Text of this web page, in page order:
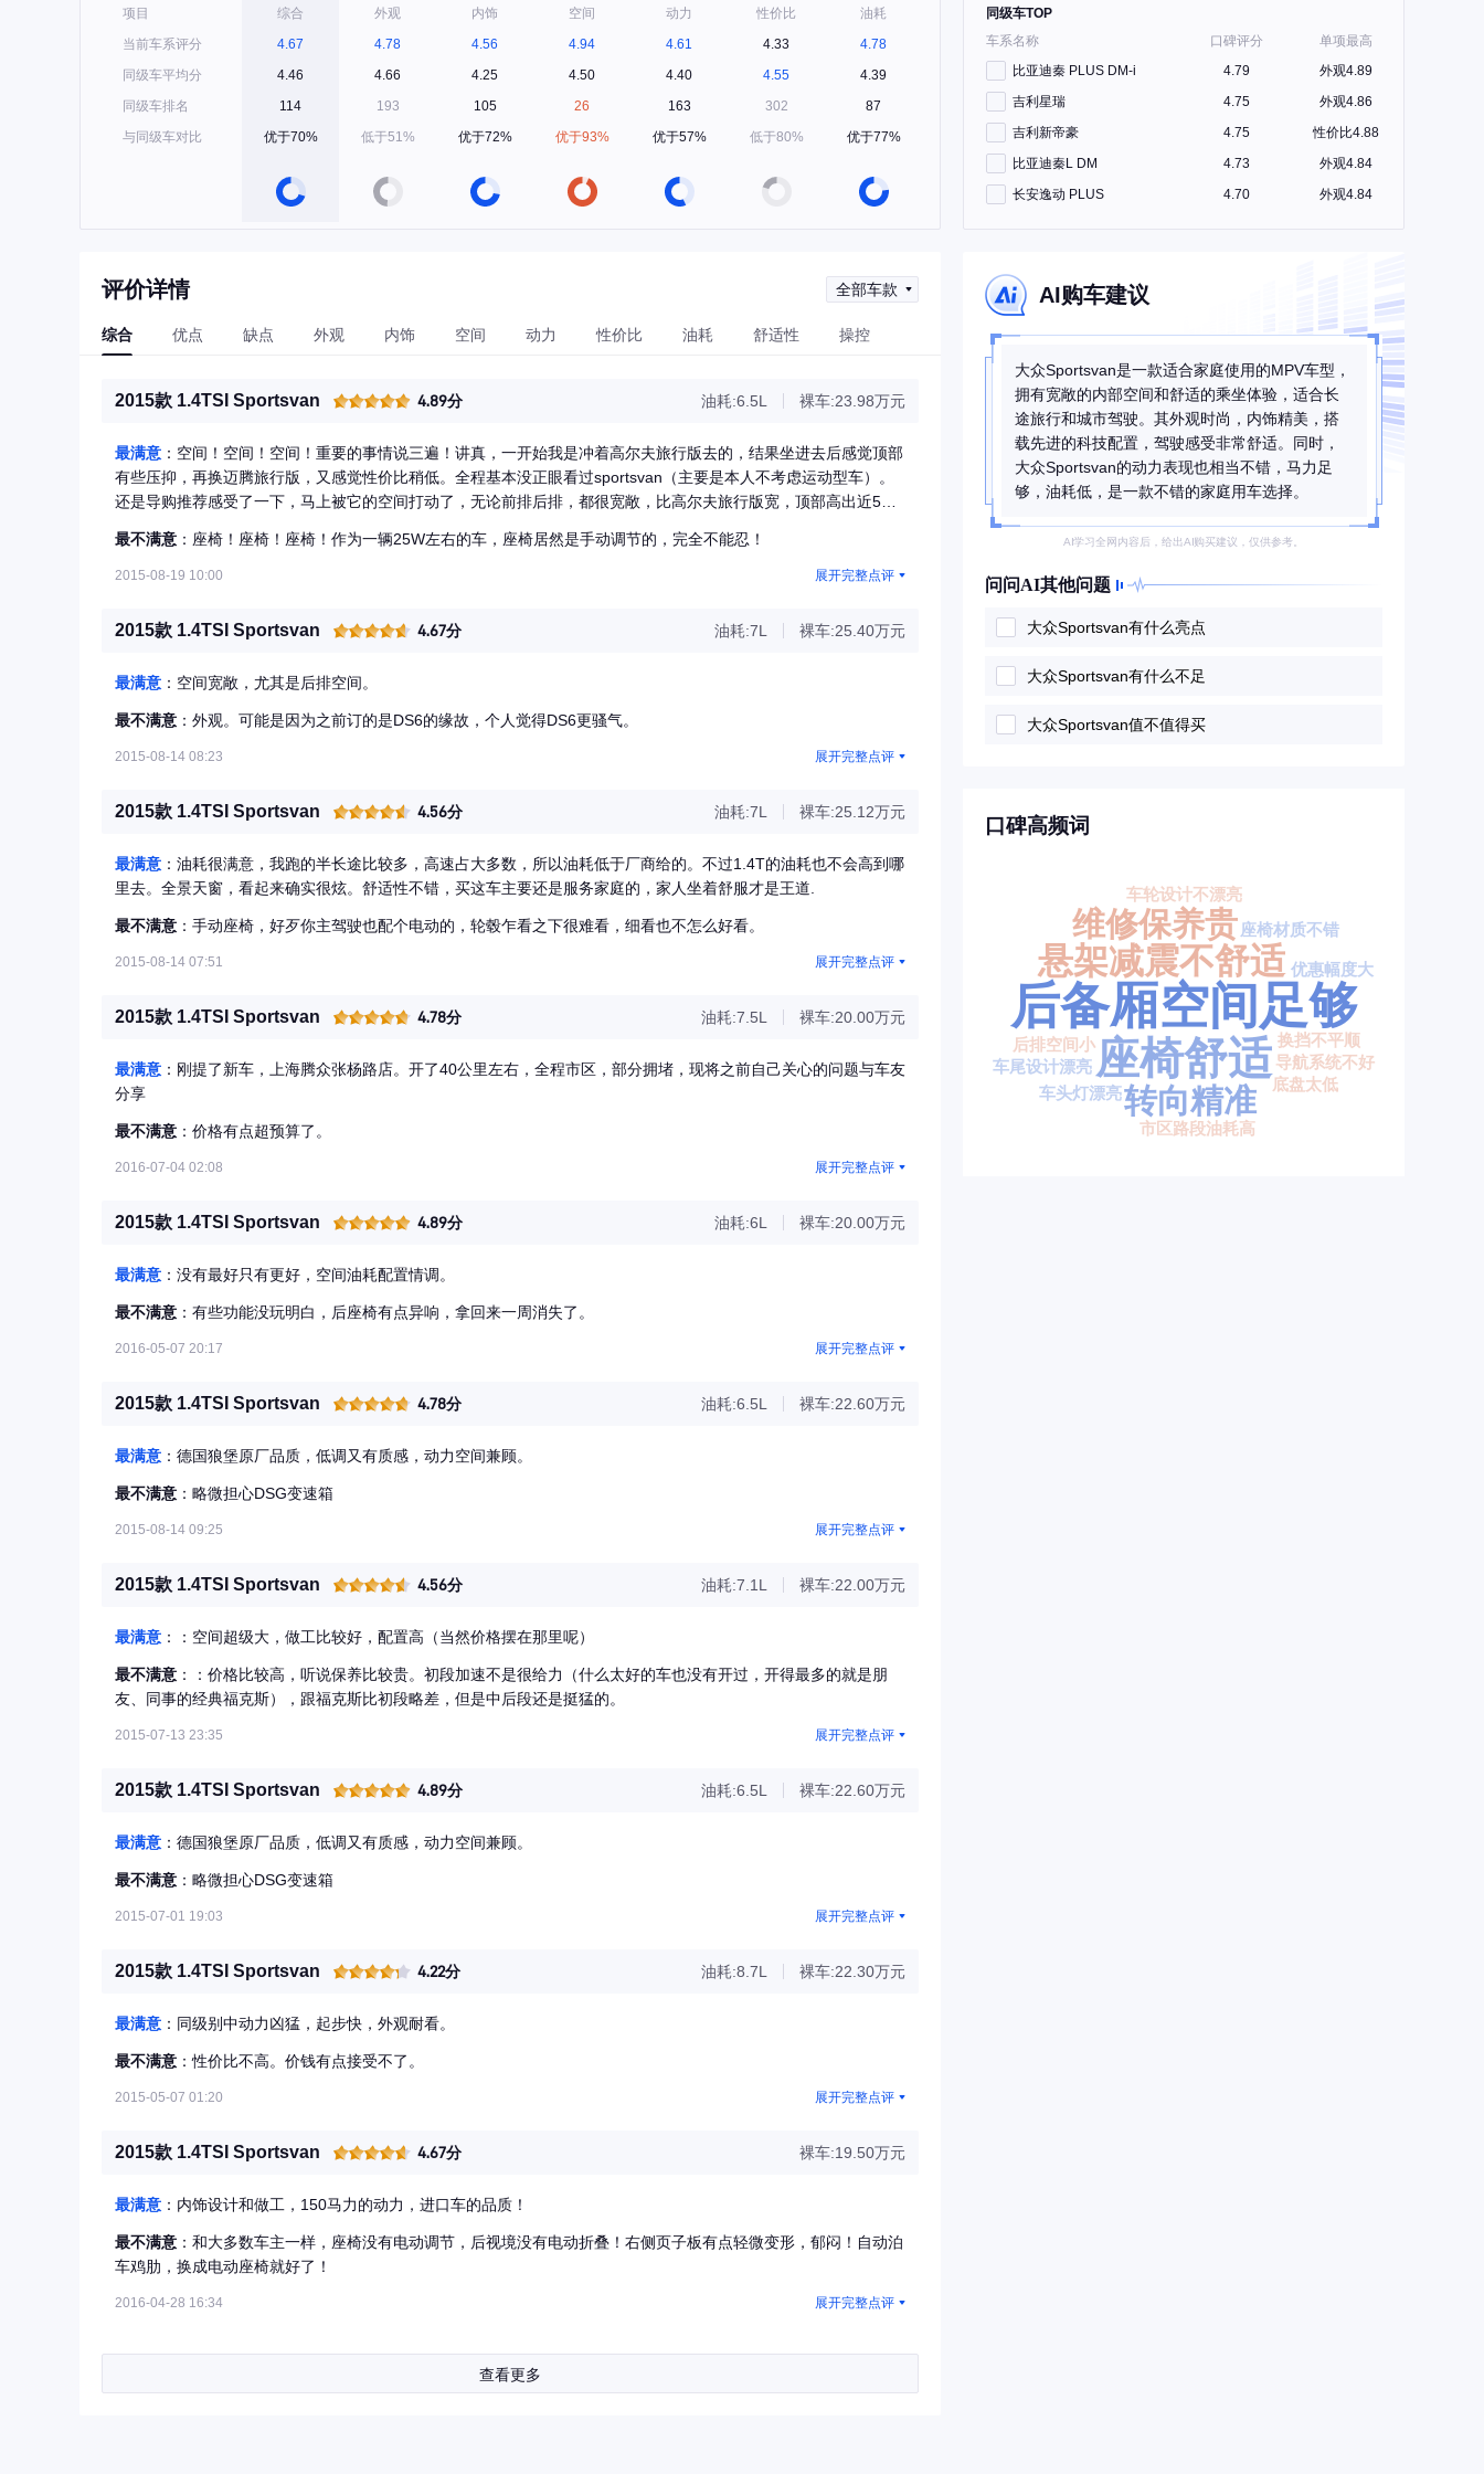
项目
当前车系评分
同级车平均分
同级车排名
与同级车对比
综合
4.67
4.46
114
优于70%
外观
4.78
4.66
193
低于51%
内饰
4.56
4.25
105
优于72%
空间
4.94
4.50
26
优于93%
动力
4.61
4.40
163
优于57%
性价比
4.33
4.55
302
低于80%
油耗
4.78
4.39
87
优于77%
同级车TOP
车系名称
口碑评分
单项最高
比亚迪秦 PLUS DM-i
4.79
外观4.89
吉利星瑞
4.75
外观4.86
吉利新帝豪
4.75
性价比4.88
比亚迪秦L DM
4.73
外观4.84
长安逸动 PLUS
4.70 外观4.84
评价详情 全部车款
综合 优点 缺点 外观 内饰 空间 动力 性价比 油耗 舒适性 操控
2015款 1.4TSI Sportsvan 4.89分 油耗:6.5L 裸车:23.98万元
最满意 ：空间！空间！空间！重要的事情说三遍！讲真，一开始我是冲着高尔夫旅行版去的，结果坐进去后感觉顶部
有些压抑，再换迈腾旅行版，又感觉性价比稍低。全程基本没正眼看过sportsvan（主要是本人不考虑运动型车）。
还是导购推荐感受了一下，马上被它的空间打动了，无论前排后排，都很宽敞，比高尔夫旅行版宽，顶部高出近5公
最不满意 ：座椅！座椅！座椅！作为一辆25W左右的车，座椅居然是手动调节的，完全不能忍！
2015-08-19 10:00 展开完整点评
2015款 1.4TSI Sportsvan 4.67分 油耗:7L 裸车:25.40万元
最满意 ：空间宽敞，尤其是后排空间。
最不满意 ：外观。可能是因为之前订的是DS6的缘故，个人觉得DS6更骚气。
2015-08-14 08:23 展开完整点评
2015款 1.4TSI Sportsvan 4.56分 油耗:7L 裸车:25.12万元
最满意 ：油耗很满意，我跑的半长途比较多，高速占大多数，所以油耗低于厂商给的。不过1.4T的油耗也不会高到哪
里去。全景天窗，看起来确实很炫。舒适性不错，买这车主要还是服务家庭的，家人坐着舒服才是王道.
最不满意 ：手动座椅，好歹你主驾驶也配个电动的，轮毂乍看之下很难看，细看也不怎么好看。
2015-08-14 07:51 展开完整点评
2015款 1.4TSI Sportsvan 4.78分 油耗:7.5L 裸车:20.00万元
最满意 ：刚提了新车，上海腾众张杨路店。开了40公里左右，全程市区，部分拥堵，现将之前自己关心的问题与车友
分享
最不满意 ：价格有点超预算了。
2016-07-04 02:08 展开完整点评
2015款 1.4TSI Sportsvan 4.89分 油耗:6L 裸车:20.00万元
最满意 ：没有最好只有更好，空间油耗配置情调。
最不满意 ：有些功能没玩明白，后座椅有点异响，拿回来一周消失了。
2016-05-07 20:17 展开完整点评
2015款 1.4TSI Sportsvan 4.78分 油耗:6.5L 裸车:22.60万元
最满意 ：德国狼堡原厂品质，低调又有质感，动力空间兼顾。
最不满意 ：略微担心DSG变速箱
2015-08-14 09:25 展开完整点评
2015款 1.4TSI Sportsvan 4.56分 油耗:7.1L 裸车:22.00万元
最满意 ：：空间超级大，做工比较好，配置高（当然价格摆在那里呢）
最不满意 ：：价格比较高，听说保养比较贵。初段加速不是很给力（什么太好的车也没有开过，开得最多的就是朋
友、同事的经典福克斯），跟福克斯比初段略差，但是中后段还是挺猛的。
2015-07-13 23:35 展开完整点评
2015款 1.4TSI Sportsvan 4.89分 油耗:6.5L 裸车:22.60万元
最满意 ：德国狼堡原厂品质，低调又有质感，动力空间兼顾。
最不满意 ：略微担心DSG变速箱
2015-07-01 19:03 展开完整点评
2015款 1.4TSI Sportsvan 4.22分 油耗:8.7L 裸车:22.30万元
最满意 ：同级别中动力凶猛，起步快，外观耐看。
最不满意 ：性价比不高。价钱有点接受不了。
2015-05-07 01:20 展开完整点评
2015款 1.4TSI Sportsvan 4.67分 裸车:19.50万元
最满意 ：内饰设计和做工，150马力的动力，进口车的品质！
最不满意 ：和大多数车主一样，座椅没有电动调节，后视境没有电动折叠！右侧页子板有点轻微变形，郁闷！自动泊
车鸡肋，换成电动座椅就好了！
2016-04-28 16:34 展开完整点评
查看更多
AI购车建议
大众Sportsvan是一款适合家庭使用的MPV车型，
拥有宽敞的内部空间和舒适的乘坐体验，适合长
途旅行和城市驾驶。其外观时尚，内饰精美，搭
载先进的科技配置，驾驶感受非常舒适。同时，
大众Sportsvan的动力表现也相当不错，马力足
够，油耗低，是一款不错的家庭用车选择。
AI学习全网内容后，给出AI购买建议，仅供参考。
问问AI其他问题
大众Sportsvan有什么亮点
大众Sportsvan有什么不足
大众Sportsvan值不值得买
口碑高频词